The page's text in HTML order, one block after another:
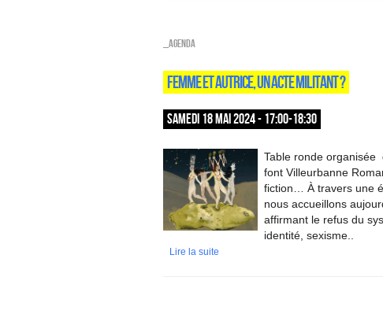
_Agenda
FEMME ET AUTRICE, UN ACTE MILITANT ?
SAMEDI 18 MAI 2024 - 17:00-18:30
Table ronde organisée
font Villeurbanne
fiction… À travers une
nous accueillons
affirmant le refus du
identité, sexisme..
Lire la suite